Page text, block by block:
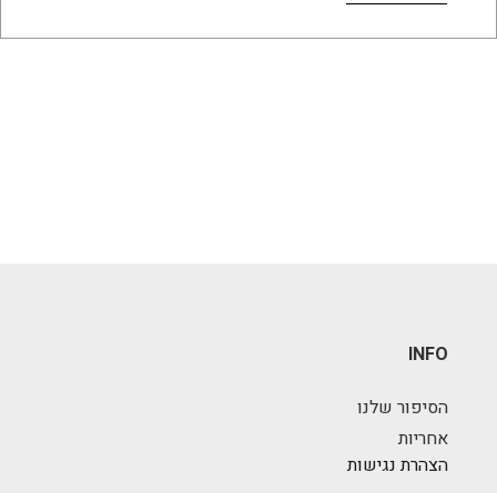
INFO
הסיפור שלנו
אחריות
הצהרת נגישות